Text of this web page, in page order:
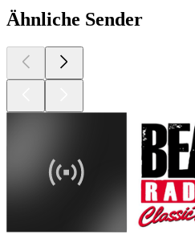
Ähnliche Sender